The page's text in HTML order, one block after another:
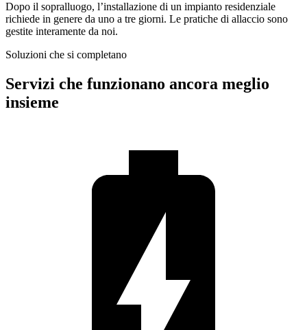
Dopo il sopralluogo, l’installazione di un impianto residenziale
richiede in genere da uno a tre giorni. Le pratiche di allaccio sono
gestite interamente da noi.
Soluzioni che si completano
Servizi che funzionano ancora meglio
insieme